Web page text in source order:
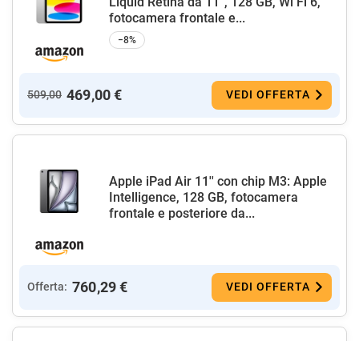
fotocamera frontale e...
−8%
509,00 469,00 € VEDI OFFERTA
Apple iPad Air 11'' con chip M3: Apple
Intelligence, 128 GB, fotocamera
frontale e posteriore da...
Offerta: 760,29 € VEDI OFFERTA